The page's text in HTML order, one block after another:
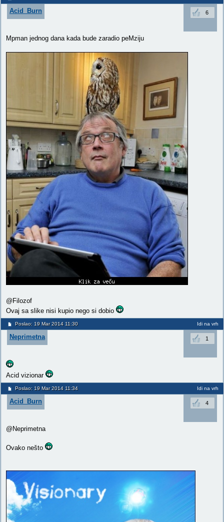
Acid_Burn 6
Mpman jednog dana kada bude zaradio peMziju
@Filozof
Ovaj sa slike nisi kupio nego si dobio
Poslao: 19 Mar 2014 11:30 Idi na vrh
Neprimetna 1
Acid vizionar
Poslao: 19 Mar 2014 11:34 Idi na vrh
Acid_Burn 4
@Neprimetna
Ovako nešto